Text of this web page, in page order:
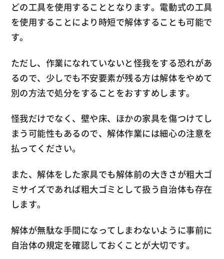
どの工具を使用することとなります。電動式の工具
を使用することにより時短で解体することも可能で
す。
ただし、作業になれていないと怪我をする恐れがあ
るので、少しでも不安要素が残る方は解体をやめて
別の方法で処分をすることをおすすめします。
怪我だけでなく、壁や床、ほかの家具を傷つけてし
まう可能性もあるので、解体作業には細心の注意を
払ってください。
また、解体をした家具でも解体前の大きさが粗大ゴ
ミサイズであれば粗大ゴミとして扱う自治体も存在
します。
解体が無駄な手間になってしまわないように事前に
自治体の規定を確認しておくことが大切です。